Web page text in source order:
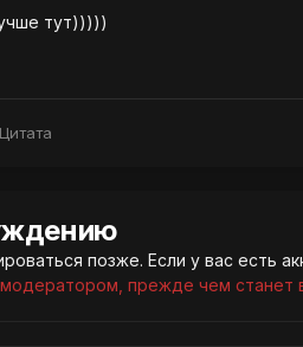
тут)))))
Цитата
позже. Если у вас есть
прежде чем станет